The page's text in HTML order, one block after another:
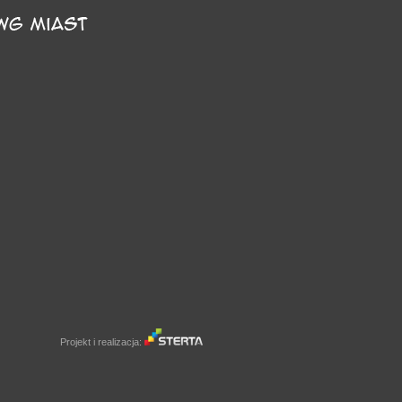
Projekt i realizacja: